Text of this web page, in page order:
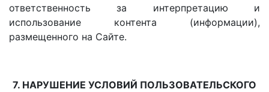
ответственность за интерпретацию и
использование контента (информации),
размещенного на Сайте.
7. НАРУШЕНИЕ УСЛОВИЙ ПОЛЬЗОВАТЕЛЬСКОГО